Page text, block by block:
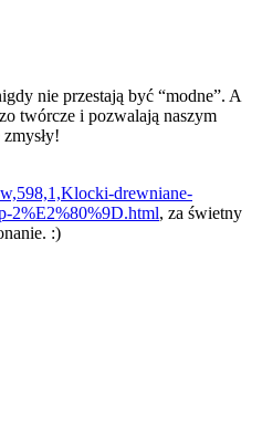
nie przestają być “modne”. A
twórcze i pozwalają naszym
drewniane-
2%E2%80%9D.html, za świetny
:)